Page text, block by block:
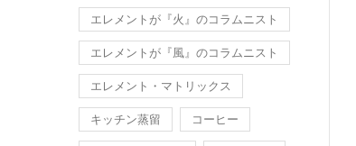
エレメントが『火』のコラムニスト
エレメントが『風』のコラムニスト
エレメント・マトリックス
キッチン蒸留 コーヒー